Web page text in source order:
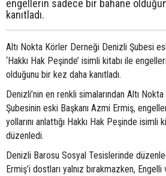
engellerin sadece bir bahane
kanıtladı.
Altı Nokta Körler Derneği Denizli Şubesi
‘Hakkı Hak Peşinde’ isimli kitabı ile
olduğunu bir kez daha kanıtladı.
Denizli’nin en renkli simalarından Altı
Şubesinin eski Başkanı Azmi Ermiş,
yollarını anlattığı Hakkı Hak Peşinde isimli
düzenledi.
Denizli Barosu Sosyal Tesislerinde
Ermiş’i dostları yalnız bırakmazken,